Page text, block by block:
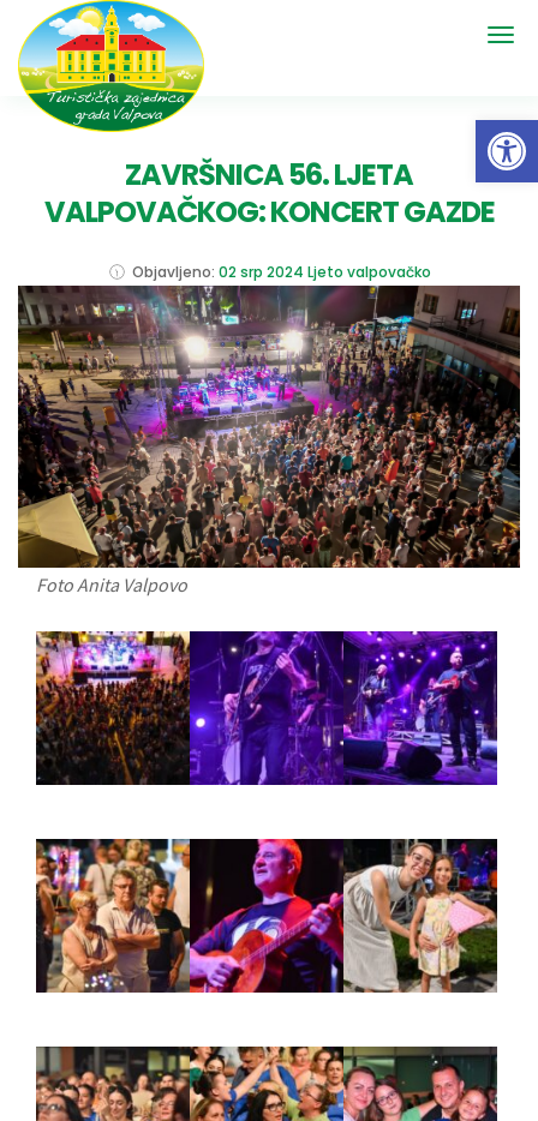
ZAVRŠNICA 56. LJETA
VALPOVAČKOG: KONCERT GAZDE
Objavljeno: 02 srp 2024 Ljeto valpovačko
Foto Anita Valpovo